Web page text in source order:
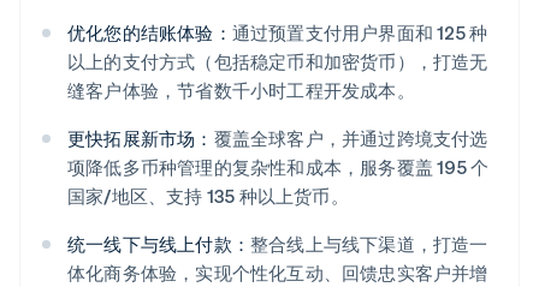
优化您的结账体验： 通过预置支付用户界面和 125 种
以上的支付方式（包括稳定币和加密货币），打造无
缝客户体验，节省数千小时工程开发成本。
更快拓展新市场： 覆盖全球客户，并通过跨境支付选
项降低多币种管理的复杂性和成本，服务覆盖 195 个
国家/地区、支持 135 种以上货币。
统一线下与线上付款： 整合线上与线下渠道，打造一
体化商务体验，实现个性化互动、回馈忠实客户并增